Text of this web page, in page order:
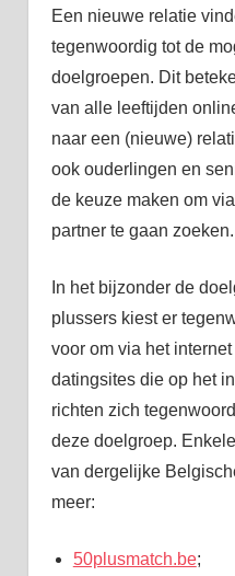
Een nieuwe relatie
tegenwoordig tot de
doelgroepen. Dit
van alle leeftijden
naar een (nieuwe)
ook ouderlingen en
de keuze maken om
partner te gaan zoeken.
In het bijzonder de
plussers kiest er
voor om via het
datingsites die op het
richten zich
deze doelgroep.
van dergelijke
meer:
50plusmatch.be;